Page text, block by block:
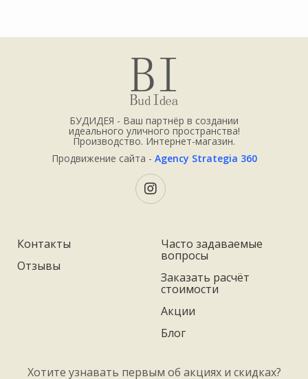
БУДИДЕЯ - Ваш партнёр в создании
идеального уличного пространства!
Производство. Интернет-магазин.
Продвижение сайта - Agency Strategia 360
Контакты
Отзывы
Часто задаваемые
вопросы
Заказать расчёт
стоимости
Акции
Блог
Хотите узнавать первым об акциях и скидках?